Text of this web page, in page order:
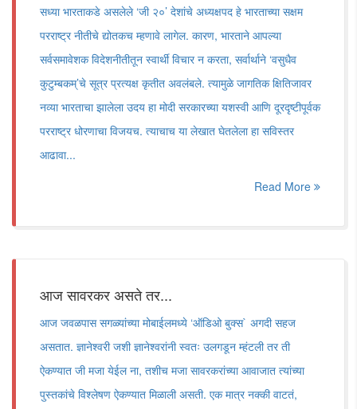
सध्या भारताकडे असलेले ‘जी २०’ देशांचे अध्यक्षपद हे भारताच्या सक्षम
परराष्ट्र नीतीचे द्योतकच म्हणावे लागेल. कारण, भारताने आपल्या
सर्वसमावेशक विदेशनीतीतून स्वार्थी विचार न करता, सर्वार्थाने ‘वसुधैव
कुटुम्बकम्’चे सूत्र प्रत्यक्ष कृतीत अवलंबले. त्यामुळे जागतिक क्षितिजावर
नव्या भारताचा झालेला उदय हा मोदी सरकारच्या यशस्वी आणि दूरदृष्टीपूर्वक
परराष्ट्र धोरणाचा विजयच. त्याचाच या लेखात घेतलेला हा सविस्तर
आढावा...
Read More
आज सावरकर असते तर...
आज जवळपास सगळ्यांच्या मोबाईलमध्ये ‘ऑडिओ बुक्स` अगदी सहज
असतात. ज्ञानेश्वरी जशी ज्ञानेश्वरांनी स्वतः उलगडून म्हंटली तर ती
ऐकण्यात जी मजा येईल ना, तशीच मजा सावरकरांच्या आवाजात त्यांच्या
पुस्तकांचे विश्लेषण ऐकण्यात मिळाली असती. एक मात्र नक्की वाटतं,